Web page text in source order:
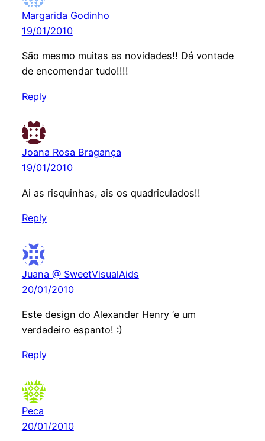
Margarida Godinho
19/01/2010
São mesmo muitas as novidades!! Dá vontade
de encomendar tudo!!!!
Reply
Joana Rosa Bragança
19/01/2010
Ai as risquinhas, ais os quadriculados!!
Reply
Juana @ SweetVisualAids
20/01/2010
Este design do Alexander Henry ‘e um
verdadeiro espanto! :)
Reply
Peca
20/01/2010